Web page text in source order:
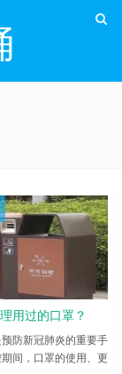
用过的口罩？
防新冠肺炎的重要手
间，口罩的使用、更